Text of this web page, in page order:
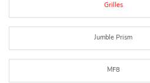
Grilles
Jumble Prism
MF8